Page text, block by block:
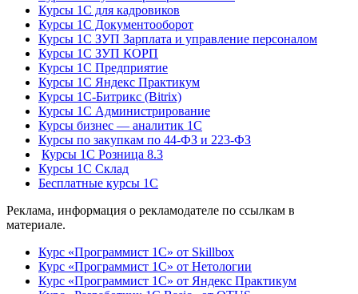
Курсы 1С для кадровиков
Курсы 1С Документооборот
Курсы 1С ЗУП Зарплата и управление персоналом
Курсы 1С ЗУП КОРП
Курсы 1С Предприятие
Курсы 1С Яндекс Практикум
Курсы 1С-Битрикс (Bitrix)
Курсы 1С Администрирование
Курсы бизнес — аналитик 1С
Курсы по закупкам по 44‑ФЗ и 223‑ФЗ
Курсы 1С Розница 8.3
Курсы 1С Склад
Бесплатные курсы 1С
Реклама, информация о рекламодателе по ссылкам в
материале.
Курс «Программист 1С» от Skillbox
Курс «Программист 1С» от Нетологии
Курс «Программист 1С» от Яндекс Практикум